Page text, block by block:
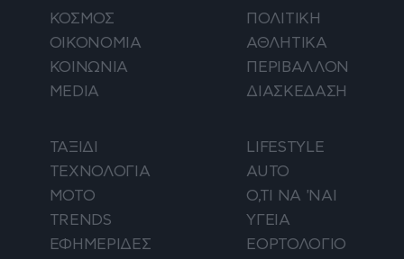
ΚΟΣΜΟΣ
ΠΟΛΙΤΙΚΗ
ΟΙΚΟΝΟΜΙΑ
ΑΘΛΗΤΙΚΑ
ΚΟΙΝΩΝΙΑ
ΠΕΡΙΒΑΛΛΟΝ
MEDIA
ΔΙΑΣΚΕΔΑΣΗ
ΤΑΞΙΔΙ
LIFESTYLE
ΤΕΧΝΟΛΟΓΙΑ
AUTO
ΜΟΤΟ
Ο,ΤΙ ΝΑ 'ΝΑΙ
TRENDS
ΥΓΕΙΑ
ΕΦΗΜΕΡΙΔΕΣ
ΕΟΡΤΟΛΟΓΙΟ